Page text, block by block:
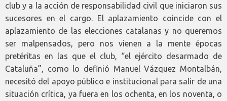
club y a la acción de responsabilidad civil que iniciaron sus
sucesores en el cargo. El aplazamiento coincide con el
aplazamiento de las elecciones catalanas y no queremos
ser malpensados, pero nos vienen a la mente épocas
pretéritas en las que el club, “el ejército desarmado de
Cataluña”, como lo definió Manuel Vázquez Montalbán,
necesitó del apoyo público e institucional para salir de una
situación crítica, ya fuera en los ochenta, en los noventa, o